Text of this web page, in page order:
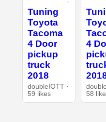
Tuning
Toyota
Tacoma
4 Door
pickup
truck
2018
doubleIOTT ·
59 likes
4
58